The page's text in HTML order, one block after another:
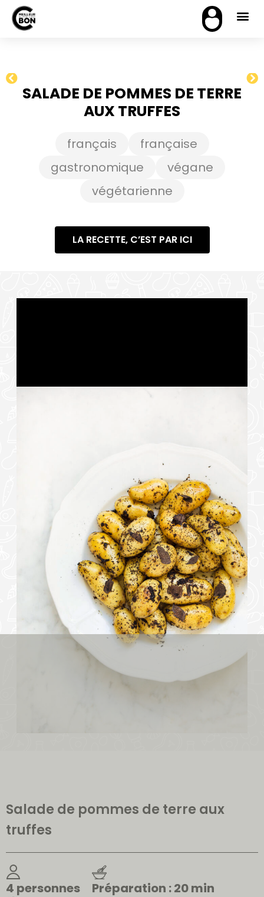
SALADE DE POMMES DE TERRE
AUX TRUFFES
français
française
gastronomique
végane
végétarienne
LA RECETTE, C’EST PAR ICI
Salade de pommes de terre aux
truffes
4 personnes
Préparation : 20 min